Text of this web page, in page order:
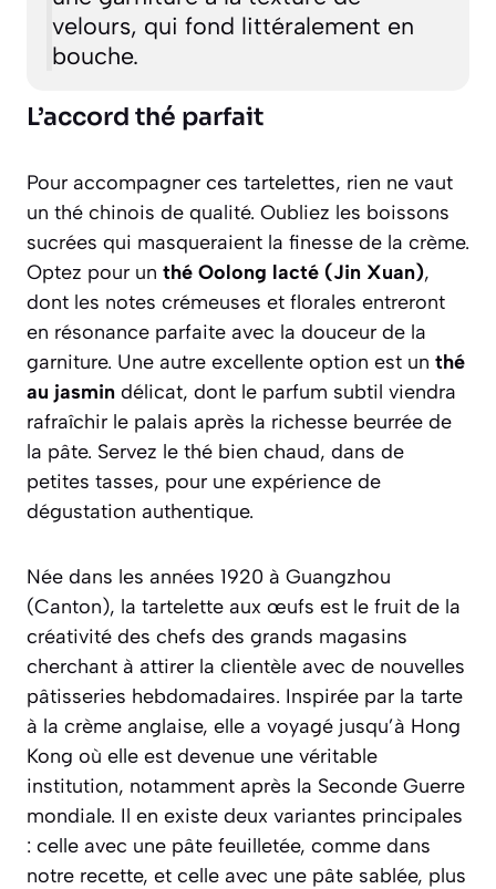
velours, qui fond littéralement en
bouche.
L’accord thé parfait
Pour accompagner ces tartelettes, rien ne vaut
un thé chinois de qualité. Oubliez les boissons
sucrées qui masqueraient la finesse de la crème.
Optez pour un thé Oolong lacté (Jin Xuan),
dont les notes crémeuses et florales entreront
en résonance parfaite avec la douceur de la
garniture. Une autre excellente option est un thé
au jasmin délicat, dont le parfum subtil viendra
rafraîchir le palais après la richesse beurrée de
la pâte. Servez le thé bien chaud, dans de
petites tasses, pour une expérience de
dégustation authentique.
Née dans les années 1920 à Guangzhou
(Canton), la tartelette aux œufs est le fruit de la
créativité des chefs des grands magasins
cherchant à attirer la clientèle avec de nouvelles
pâtisseries hebdomadaires. Inspirée par la tarte
à la crème anglaise, elle a voyagé jusqu’à Hong
Kong où elle est devenue une véritable
institution, notamment après la Seconde Guerre
mondiale. Il en existe deux variantes principales
: celle avec une pâte feuilletée, comme dans
notre recette, et celle avec une pâte sablée, plus